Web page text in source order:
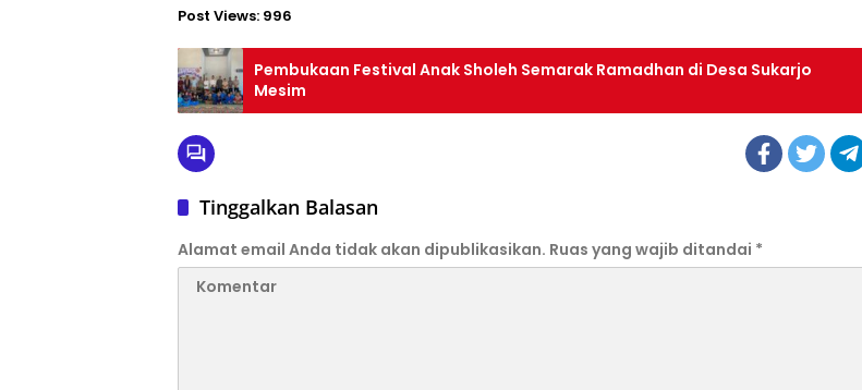
Post Views: 996
Pembukaan Festival Anak Sholeh Semarak Ramadhan di Desa Sukarjo
Mesim
Tinggalkan Balasan
Alamat email Anda tidak akan dipublikasikan. Ruas yang wajib ditandai *